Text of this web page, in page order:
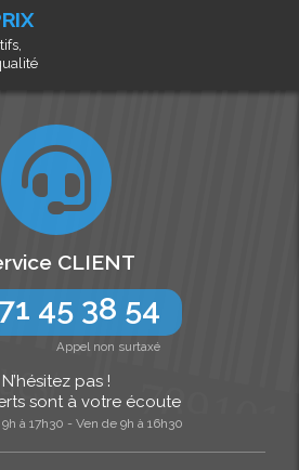
CLIENT
45 38 54
Appel non surtaxé
N’hésitez pas !
sont à votre écoute
à 17h30 - Ven de 9h à 16h30